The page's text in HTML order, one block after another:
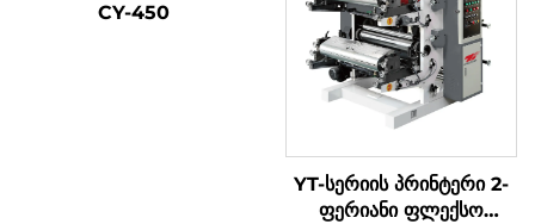
CY-450
YT-სერიის პრინტერი 2-
ფერიანი ფლექსო